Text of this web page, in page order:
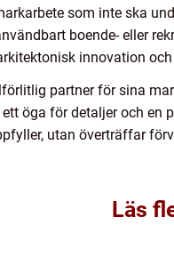
som inte ska
boende- eller
innovation
partner för sina
öga för detaljer och
utan överträffar
Läs